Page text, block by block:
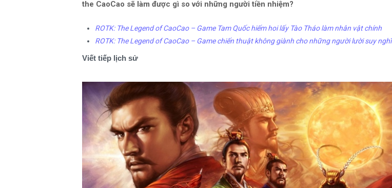
the CaoCao sẽ làm được gì so với những người tiền nhiệm?
ROTK: The Legend of CaoCao – Game Tam Quốc hiếm hoi lấy Tào Tháo làm nhân vật chính
ROTK: The Legend of CaoCao – Game chiến thuật không giành cho những người lười suy nghĩ
Viết tiếp lịch sử